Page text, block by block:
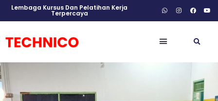
Lembaga Kursus Dan Pelatihan Kerja
Terpercaya